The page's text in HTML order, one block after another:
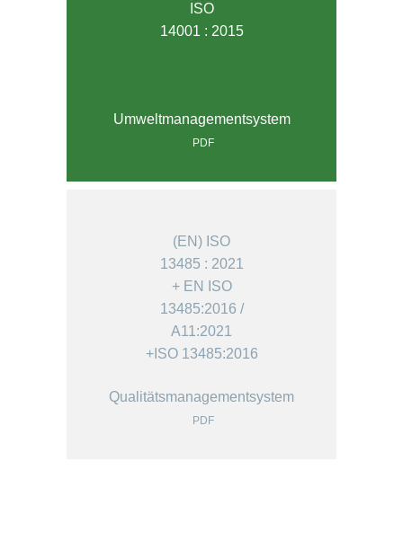
ISO
14001 : 2015
Umweltmanagementsystem
PDF
(EN) ISO
13485 : 2021
+ EN ISO
13485:2016 /
A11:2021
+ISO 13485:2016
Qualitätsmanagementsystem
PDF